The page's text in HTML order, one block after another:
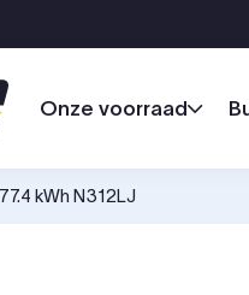
Onze voorraad
kWh N312LJ